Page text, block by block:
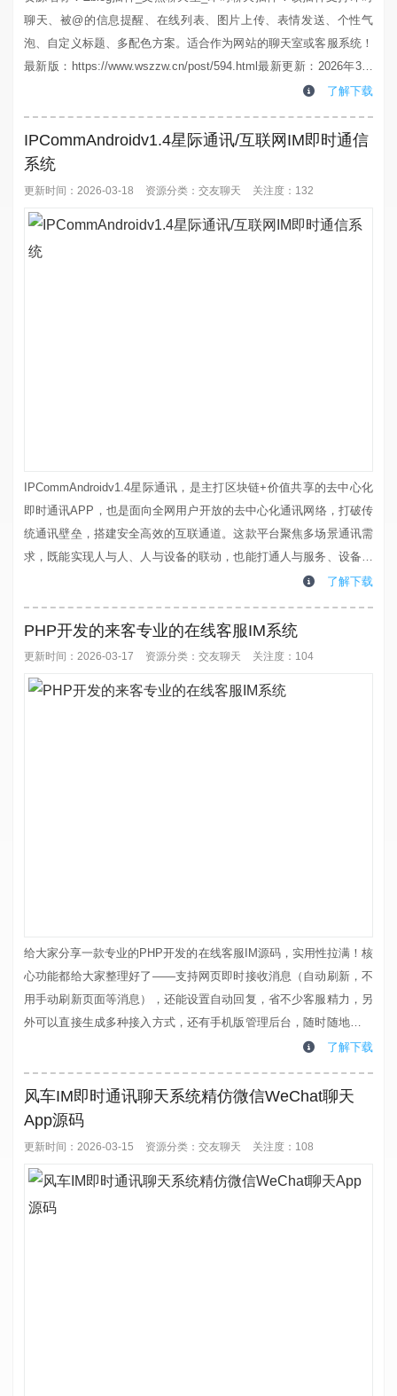
聊天、被@的信息提醒、在线列表、图片上传、表情发送、个性气
泡、自定义标题、多配色方案。适合作为网站的聊天室或客服系统！
最新版：https://www.wszzw.cn/post/594.html最新更新：2026年3月
24日更新内容：Zblog文煞聊天室即时聊天插件 v 2.11、修复一些已
化界面ui；4、增加用户在线列表折叠/...
了解下载
IPCommAndroidv1.4星际通讯/互联网IM即时通信
系统
更新时间：2026-03-18 资源分类： 交友聊天 关注度：132
IPCommAndroidv1.4星际通讯，是主打区块链+价值共享的去中心化
即时通讯APP，也是面向全网用户开放的去中心化通讯网络，打破传
统通讯壁垒，搭建安全高效的互联通道。这款平台聚焦多场景通讯需
求，既能实现人与人、人与设备的联动，也能打通人与服务、设备与
服务的交互链路，提供稳定、低延迟的即时通讯服务，适配日常沟
安全与数字资产管理，核心通讯能力覆盖在线、离线消息收发，支持
文字、图片、...
了解下载
PHP开发的来客专业的在线客服IM系统
更新时间：2026-03-17 资源分类： 交友聊天 关注度：104
给大家分享一款专业的PHP开发的在线客服IM源码，实用性拉满！核
心功能都给大家整理好了——支持网页即时接收消息（自动刷新，不
用手动刷新页面等消息），还能设置自动回复，省不少客服精力，另
外可以直接生成多种接入方式，还有手机版管理后台，随时随地能处
理客服消息。来客PHP在线客服系统版权归属原作者所有。禁止将本
色情、赌博、诈骗等违法违规业务。产生的一切任何后果责任由侵权
者自负。接入方式也特别灵活，三种常...
了解下载
风车IM即时通讯聊天系统精仿微信WeChat聊天
App源码
更新时间：2026-03-15 资源分类： 交友聊天 关注度：108